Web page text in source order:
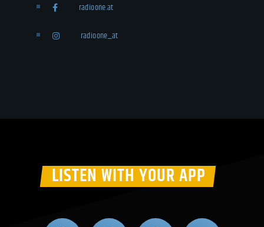
radioone.at
radioone_at
LISTEN WITH YOUR APP